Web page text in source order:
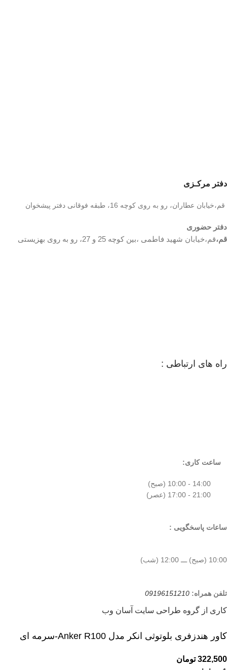
دفتر مرکـزی
قم،خیابان عطاران، رو به روی کوچه 16، طبقه فوقانی دفتر پیشخوان
دفتر حضوری
قم،قم،خیابان شهید فاطمی ،بین کوچه 25 و 27، رو به روی بهزیستی
راه های ارتباطی :
ساعت کاری:
ساعات پاسخگویی :
10:00 (صبح) ـــ 12:00 (شب)
تلفن همراه: 09196151210
کاری از گروه طراحی سایت آسان وب
کاور هندزفری بلوتوثی انکر مدل Anker R100-سرمه ای
322,500 تومان